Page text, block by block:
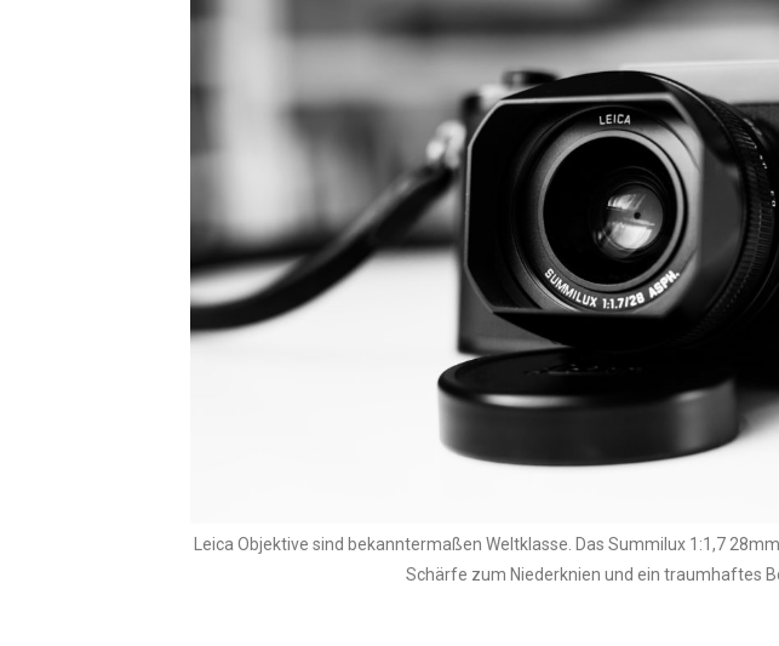
Leica Objektive sind bekanntermaßen Weltklasse. Das Summilux 1:1,7
Schärfe zum Niederknien und ein traumhaftes